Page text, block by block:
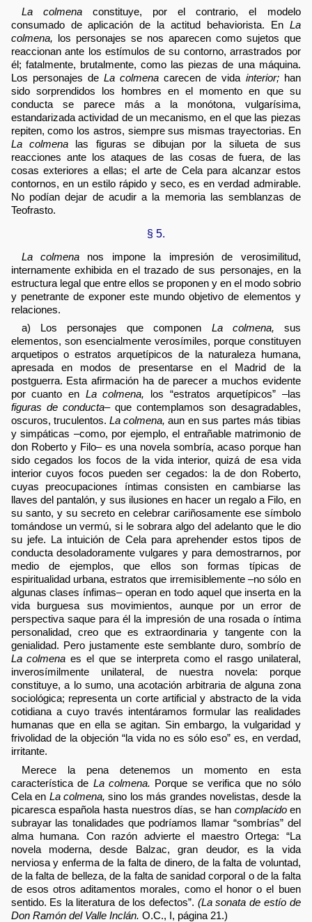
La colmenaconstituye, por el contrario, el modelo
consumado de aplicación de la actitud behaviorista. En La
colmena, los personajes se nos aparecen como sujetos que
reaccionan ante los estímulos de su contorno, arrastrados por
él; fatalmente, brutalmente, como las piezas de una máquina.
Los personajes de La colmenacarecen de vida interior;han
sido sorprendidos los hombres en el momento en que su
conducta se parece más a la monótona, vulgarísima,
estandarizada actividad de un mecanismo, en el que las piezas
repiten, como los astros, siempre sus mismas trayectorias. En
La colmenalas figuras se dibujan por la silueta de sus
reacciones ante los ataques de las cosas de fuera, de las
cosas exteriores a ellas; el arte de Cela para alcanzar estos
contornos, en un estilo rápido y seco, es en verdad admirable.
No podían dejar de acudir a la memoria las semblanzas de
Teofrasto.
§ 5.
La colmenanos impone la impresión de verosimilitud,
internamente exhibida en el trazado de sus personajes, en la
estructura legal que entre ellos se proponen y en el modo sobrio
y penetrante de exponer este mundo objetivo de elementos y
relaciones.
a) Los personajes que componen La colmena, sus
elementos, son esencialmente verosímiles, porque constituyen
arquetipos o estratos arquetípicos de la naturaleza humana,
apresada en modos de presentarse en el Madrid de la
postguerra. Esta afirmación ha de parecer a muchos evidente
por cuanto en La colmena, los “estratos arquetípicos” –las
figuras de conducta– que contemplamos son desagradables,
oscuros, truculentos. La colmena, aun en sus partes más tibias
y simpáticas –como, por ejemplo, el entrañable matrimonio de
don Roberto y Filo– es una novela sombría, acaso porque han
sido cegados los focos de la vida interior, quizá de esa vida
interior cuyos focos pueden ser cegados: la de don Roberto,
cuyas preocupaciones íntimas consisten en cambiarse las
llaves del pantalón, y sus ilusiones en hacer un regalo a Filo, en
su santo, y su secreto en celebrar cariñosamente ese símbolo
tomándose un vermú, si le sobrara algo del adelanto que le dio
su jefe. La intuición de Cela para aprehender estos tipos de
conducta desoladoramente vulgares y para demostrarnos, por
medio de ejemplos, que ellos son formas típicas de
espiritualidad urbana, estratos que irremisiblemente –no sólo en
algunas clases ínfimas– operan en todo aquel que inserta en la
vida burguesa sus movimientos, aunque por un error de
perspectiva saque para él la impresión de una rosada o íntima
personalidad, creo que es extraordinaria y tangente con la
genialidad. Pero justamente este semblante duro, sombrío de
La colmenaes el que se interpreta como el rasgo unilateral,
inverosímilmente unilateral, de nuestra novela: porque
constituye, a lo sumo, una acotación arbitraria de alguna zona
sociológica; representa un corte artificial y abstracto de la vida
cotidiana a cuyo través intentáramos formular las realidades
humanas que en ella se agitan. Sin embargo, la vulgaridad y
frivolidad de la objeción “la vida no es sólo eso” es, en verdad,
irritante.
Merece la pena detenemos un momento en esta
característica de La colmena. Porque se verifica que no sólo
Cela en La colmena, sino los más grandes novelistas, desde la
picaresca española hasta nuestros días, se han complacidoen
subrayar las tonalidades que podríamos llamar “sombrías” del
alma humana. Con razón advierte el maestro Ortega: “La
novela moderna, desde Balzac, gran deudor, es la vida
nerviosa y enferma de la falta de dinero, de la falta de voluntad,
de la falta de belleza, de la falta de sanidad corporal o de la falta
de esos otros aditamentos morales, como el honor o el buen
sentido. Es la literatura de los defectos”. (La sonata de estío de
Don Ramón del Valle Inclán. O.C., I, página 21.)